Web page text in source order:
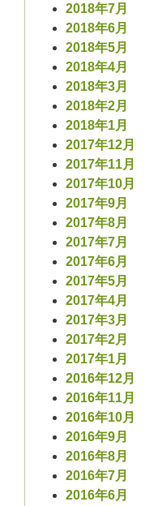
2018年7月
2018年6月
2018年5月
2018年4月
2018年3月
2018年2月
2018年1月
2017年12月
2017年11月
2017年10月
2017年9月
2017年8月
2017年7月
2017年6月
2017年5月
2017年4月
2017年3月
2017年2月
2017年1月
2016年12月
2016年11月
2016年10月
2016年9月
2016年8月
2016年7月
2016年6月